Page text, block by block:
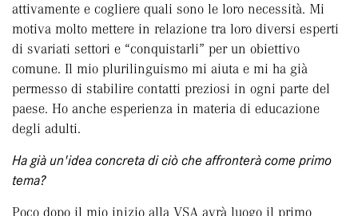
attivamente e cogliere quali sono le loro necessità. Mi
motiva molto mettere in relazione tra loro diversi esperti
di svariati settori e “conquistarli” per un obiettivo
comune. Il mio plurilinguismo mi aiuta e mi ha già
permesso di stabilire contatti preziosi in ogni parte del
paese. Ho anche esperienza in materia di educazione
degli adulti.
Ha già un'idea concreta di ciò che affronterà come primo
tema?
Poco dopo il mio inizio alla VSA avrà luogo il primo